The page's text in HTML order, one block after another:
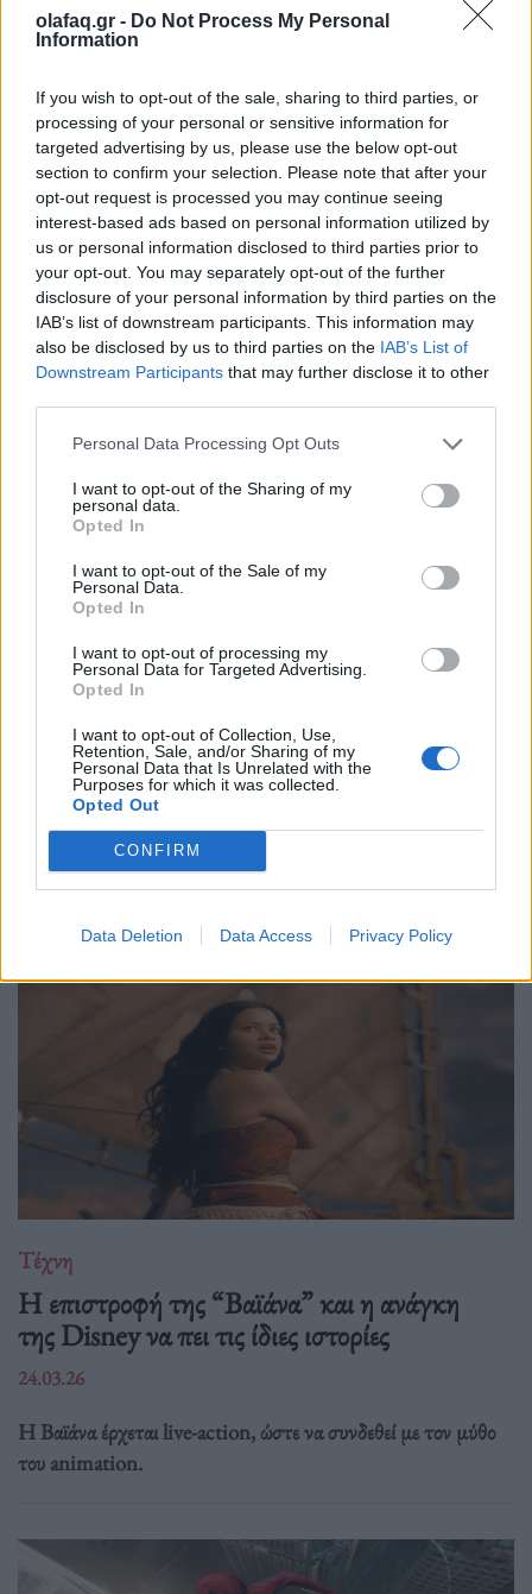
olafaq.gr - Do Not Process My Personal
Information
If you wish to opt-out of the sale, sharing to third parties, or
processing of your personal or sensitive information for
targeted advertising by us, please use the below opt-out
section to confirm your selection. Please note that after your
opt-out request is processed you may continue seeing
interest-based ads based on personal information utilized by
us or personal information disclosed to third parties prior to
your opt-out. You may separately opt-out of the further
disclosure of your personal information by third parties on the
IAB’s list of downstream participants. This information may
also be disclosed by us to third parties on the IAB’s List of
Downstream Participants that may further disclose it to other
Personal Data Processing Opt Outs
I want to opt-out of the Sharing of my
personal data.
Opted In
I want to opt-out of the Sale of my
Personal Data.
Opted In
I want to opt-out of processing my
Personal Data for Targeted Advertising.
Opted In
I want to opt-out of Collection, Use,
Retention, Sale, and/or Sharing of my
Personal Data that Is Unrelated with the
Purposes for which it was collected.
Opted Out
CONFIRM
Data Deletion Data Access Privacy Policy
Τέχνη
Το Disney δίνει teaser για το documentary
“Don’t Look Back in Anger” των Oasis
07.07.26
Το "Don’t Look Back in Anger" καταγράφει την επανένωση
των Oasis και την sold-out περιοδεία “Oasis Live
Philip Glass: Παγκόσμια γιορτή για τα 90ά
γενέθλιά του με πρεμιέρα της “Συμφωνίας
29.05.26
Ο Philip Glass θα γιορτάσει τα 90ά του γενέθλια στις 31
Ιανουαρίου 2027 με μια πολυετή, διεθνή σειρά εκδηλώσεων
που κορυφώνεται με την παγκόσμια πρεμιέρα της "Συμφωνίας
Τέχνη
Η επιστροφή της “Βαϊάνα” και η ανάγκη
της Disney να πει τις ίδιες ιστορίες
24.03.26
Η Βαϊάνα έρχεται live-action, ώστε να συνδεθεί με τον μύθο
του animation.